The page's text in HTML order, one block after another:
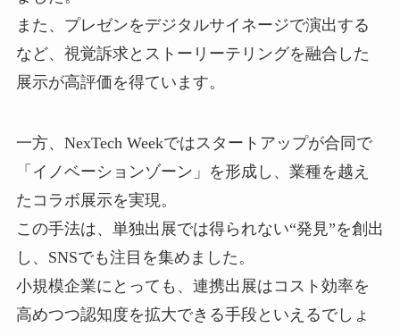
また、プレゼンをデジタルサイネージで演出する
など、視覚訴求とストーリーテリングを融合した
展示が高評価を得ています。
一方、NexTech Weekではスタートアップが合同で
「イノベーションゾーン」を形成し、業種を越え
たコラボ展示を実現。
この手法は、単独出展では得られない“発見”を創出
し、SNSでも注目を集めました。
小規模企業にとっても、連携出展はコスト効率を
高めつつ認知度を拡大できる手段といえるでしょ